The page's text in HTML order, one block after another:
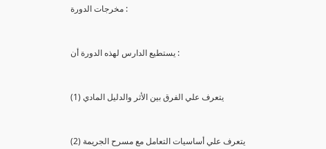
مخرجات الدورة :
يستطيع الدارس لهذه الدورة أن :
(1) يتعرف علي الفرق بين الأثر والدليل المادي
(2) يتعرف علي أساسيات التعامل مع مسرح الجريمة